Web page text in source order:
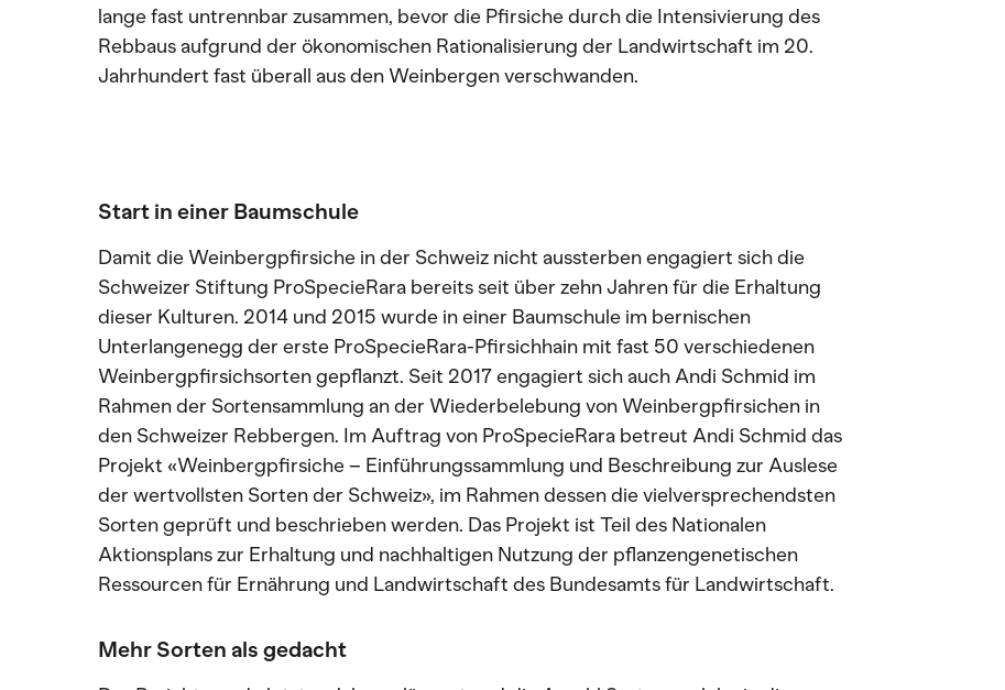
lange fast untrennbar zusammen, bevor die Pfirsiche durch die Intensivierung des
Rebbaus aufgrund der ökonomischen Rationalisierung der Landwirtschaft im 20.
Jahrhundert fast überall aus den Weinbergen verschwanden.
Start in einer Baumschule
Damit die Weinbergpfirsiche in der Schweiz nicht aussterben engagiert sich die
Schweizer Stiftung ProSpecieRara bereits seit über zehn Jahren für die Erhaltung
dieser Kulturen. 2014 und 2015 wurde in einer Baumschule im bernischen
Unterlangenegg der erste ProSpecieRara-Pfirsichhain mit fast 50 verschiedenen
Weinbergpfirsichsorten gepflanzt. Seit 2017 engagiert sich auch Andi Schmid im
Rahmen der Sortensammlung an der Wiederbelebung von Weinbergpfirsichen in
den Schweizer Rebbergen. Im Auftrag von ProSpecieRara betreut Andi Schmid das
Projekt «Weinbergpfirsiche – Einführungssammlung und Beschreibung zur Auslese
der wertvollsten Sorten der Schweiz», im Rahmen dessen die vielversprechendsten
Sorten geprüft und beschrieben werden. Das Projekt ist Teil des Nationalen
Aktionsplans zur Erhaltung und nachhaltigen Nutzung der pflanzengenetischen
Ressourcen für Ernährung und Landwirtschaft des Bundesamts für Landwirtschaft.
Mehr Sorten als gedacht